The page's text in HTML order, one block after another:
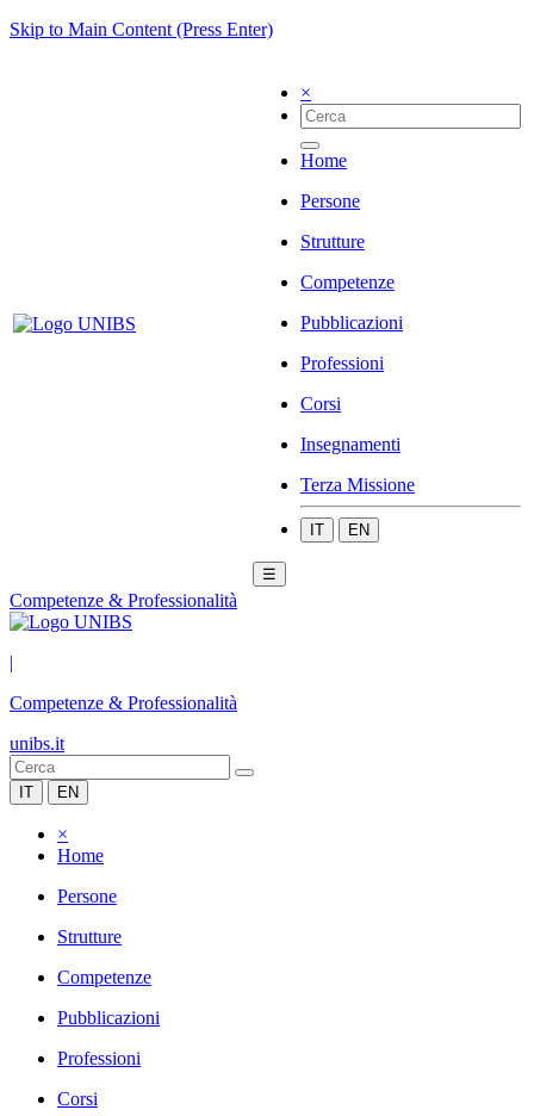
Skip to Main Content (Press Enter)
×
Home
Persone
Strutture
Competenze
Pubblicazioni
Professioni
Corsi
Insegnamenti
Terza Missione
IT EN
☰
Competenze & Professionalità
|
Competenze & Professionalità
unibs.it
IT EN
×
Home
Persone
Strutture
Competenze
Pubblicazioni
Professioni
Corsi